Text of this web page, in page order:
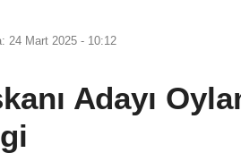
24 Mart 2025 - 10:12
Adayı